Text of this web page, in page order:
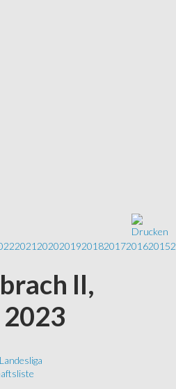
2021 202020192018201720162015
II,